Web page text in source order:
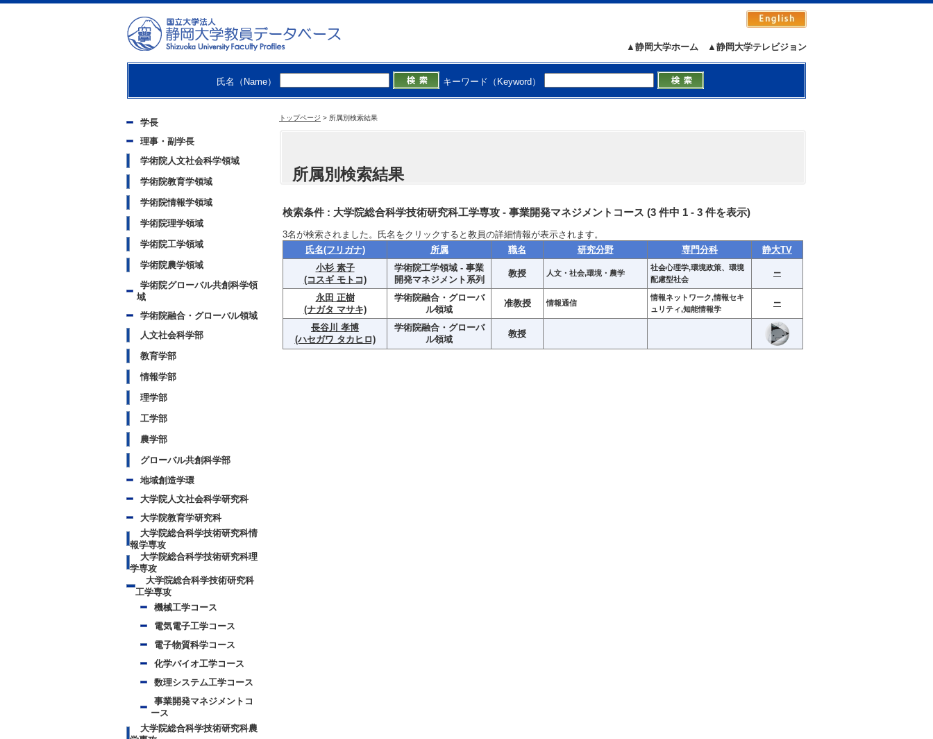
▲静岡大学テレビジョン
▲静岡大学ホーム
氏名（Name） キーワード（Keyword）
学長
理事・副学長
学術院人文社会科学領域
学術院教育学領域
学術院情報学領域
学術院理学領域
学術院工学領域
学術院農学領域
学術院グローバル共創科学領
域
学術院融合・グローバル領域
人文社会科学部
教育学部
情報学部
理学部
工学部
農学部
グローバル共創科学部
地域創造学環
大学院人文社会科学研究科
大学院教育学研究科
大学院総合科学技術研究科情
報学専攻
大学院総合科学技術研究科理
学専攻
大学院総合科学技術研究科
工学専攻
機械工学コース
電気電子工学コース
電子物質科学コース
化学バイオ工学コース
数理システム工学コース
事業開発マネジメントコ
ース
大学院総合科学技術研究科農
トップページ > 所属別検索結果
所属別検索結果
検索条件 : 大学院総合科学技術研究科工学専攻 - 事業開発マネジメントコース (3 件中 1 - 3 件を表示)
3名が検索されました。氏名をクリックすると教員の詳細情報が表示されます。
氏名(フリガナ)
所属 職名 研究分野 専門分科
静大TV
小杉 素子
(コスギ モトコ)
学術院工学領域 - 事業
開発マネジメント系列
教授 人文・社会,環境・農学
社会心理学,環境政策、環境
配慮型社会
ー
永田 正樹
(ナガタ マサキ)
学術院融合・グローバ
ル領域
准教授 情報通信
情報ネットワーク,情報セキ
ュリティ,知能情報学
ー
長谷川 孝博
(ハセガワ タカヒロ)
学術院融合・グローバ
ル領域
教授